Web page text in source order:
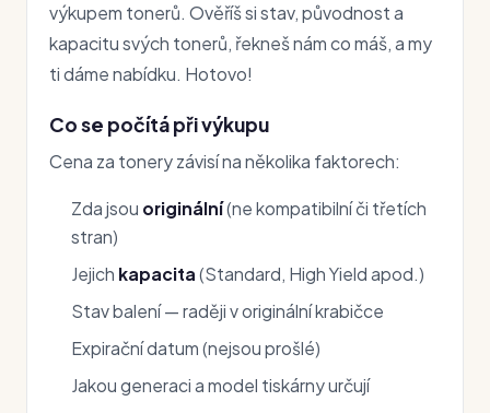
výkupem tonerů. Ověříš si stav, původnost a
kapacitu svých tonerů, řekneš nám co máš, a my
ti dáme nabídku. Hotovo!
Co se počítá při výkupu
Cena za tonery závisí na několika faktorech:
Zda jsou originální(ne kompatibilní či třetích
stran)
Jejich kapacita (Standard, High Yield apod.)
Stav balení — raději v originální krabičce
Expirační datum (nejsou prošlé)
Jakou generaci a model tiskárny určují